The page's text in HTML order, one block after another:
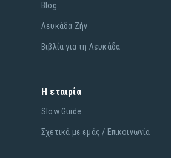
Blog
Λευκάδα Ζήν
Βιβλία για τη Λευκάδα
Η εταιρία
Slow Guide
Σχετικά με εμάς / Επικοινωνία